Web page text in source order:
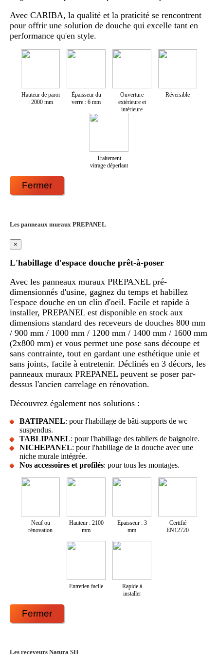
Avec CARIBA, la qualité et la praticité se rencontrent
pour offrir une solution de douche qui excelle tant en
performance qu'en style.
Hauteur de paroi
: 2000 mm
Épaisseur du
verre : 6 mm
Ouverture
extérieure et
intérieure
Réversible
Traitement
vitrage déperlant
Fermer
Les panneaux muraux PREPANEL
×
L'habillage d'espace douche prêt-à-poser
Avec les panneaux muraux PREPANEL pré-
dimensionnés d'usine, gagnez du temps et habillez
l'espace douche en un clin d'oeil. Facile et rapide à
installer, PREPANEL est disponible en stock aux
dimensions standard des receveurs de douches 800 mm
/ 900 mm / 1000 mm / 1200 mm / 1400 mm / 1600 mm
(2x800 mm) et vous permet une pose sans découpe et
sans contrainte, tout en gardant une esthétique unie et
sans joints, facile à entretenir. Déclinés en 3 décors, les
panneaux muraux PREPANEL peuvent se poser par-
dessus l'ancien carrelage en rénovation.
Découvrez également nos solutions :
BATIPANEL: pour l'habillage de bâti-supports de wc
suspendus.
TABLIPANEL: pour l'habillage des tabliers de baignoire.
NICHEPANEL: pour l'habillage de la douche avec une
niche murale intégrée.
Nos accessoires et profilés: pour tous les montages.
Neuf ou
rénovation
Hauteur : 2100
mm
Epaisseur : 3
mm
Certifié
EN12720
Entretien facile
Rapide à
installer
Fermer
Les receveurs Natura SH